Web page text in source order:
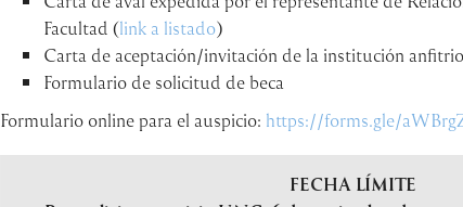
Facultad (link a listado)
Carta de aceptación/invitación de la institución
Formulario de solicitud de beca
Formulario online para el auspicio: https://forms.gle/
FECHA LÍMITE